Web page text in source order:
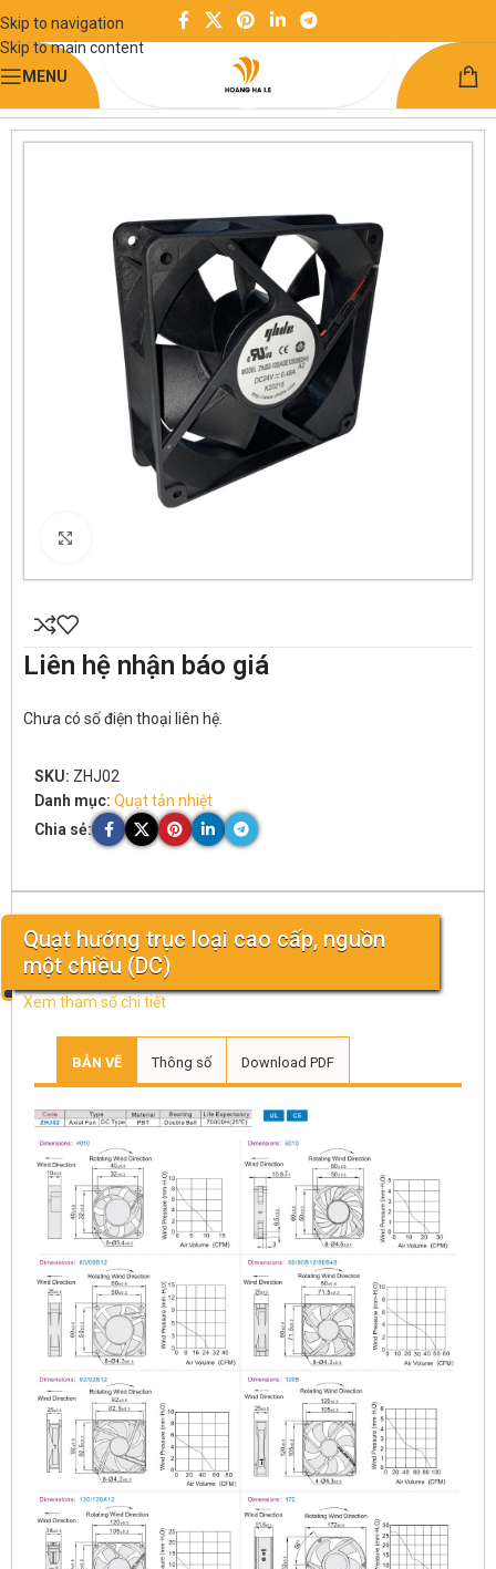
Skip to navigation
Skip to main content
MENU
Trang chủ
Điện và điều khiển Quạt tản nhiệt
Quạt hướng trục loại cao cấp, nguồn
một chiều (DC)
Xem tham số chi tiết
BẢN VẼ Thông số Download PDF
Liên hệ nhận báo giá
Chưa có số điện thoại liên hệ.
SKU: ZHJ02
Danh mục: Quạt tản nhiệt
Chia sẻ: